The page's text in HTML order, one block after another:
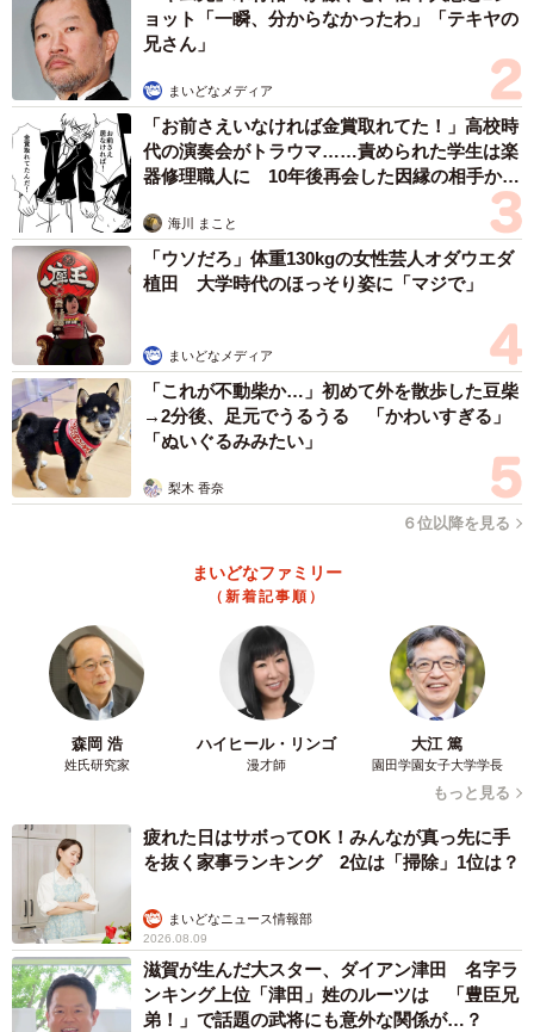
ョット「一瞬、分からなかったわ」「テキヤの
兄さん」
まいどなメディア
「お前さえいなければ金賞取れてた！」高校時
代の演奏会がトラウマ……責められた学生は楽
器修理職人に 10年後再会した因縁の相手から
海川 まこと
「ウソだろ」体重130kgの女性芸人オダウエダ
植田 大学時代のほっそり姿に「マジで」
まいどなメディア
「これが不動柴か…」初めて外を散歩した豆柴
→2分後、足元でうるうる 「かわいすぎる」
「ぬいぐるみみたい」
梨木 香奈
６位以降を見る
まいどなファミリー
（新着記事順）
森岡 浩
姓氏研究家
ハイヒール・リンゴ
漫才師
大江 篤
園田学園女子大学学長
もっと見る
疲れた日はサボってOK！みんなが真っ先に手
を抜く家事ランキング 2位は「掃除」1位は？
まいどなニュース情報部
2026.08.09
滋賀が生んだ大スター、ダイアン津田 名字ラ
ンキング上位「津田」姓のルーツは 「豊臣兄
弟！」で話題の武将にも意外な関係が…？